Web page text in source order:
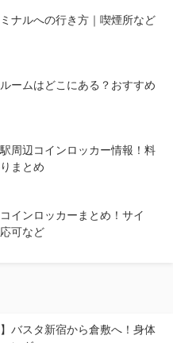
ナルへの行き方｜喫煙所など
ームはどこにある？おすすめ
駅周辺コインロッカー情報！料
まとめ
インロッカーまとめ！サイ
可など
バスタ新宿から倉敷へ！身体